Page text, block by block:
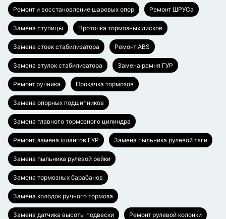
Ремонт и восстановление шаровых опор Ремонт ШРУСа
Замена ступицы Проточка тормозных дисков
Замена стоек стабилизатора Ремонт ABS
Замена втулок стабилизатора Замена ремня ГУР
Ремонт ручника Прокачка тормозов
Замена опорных подшипников
Замена главного тормозного цилиндра
Ремонт, замена шлангов ГУР Замена пыльника рулевой тяги
Замена пыльника рулевой рейки
Замена тормозных барабанов
Замена колодок ручного тормоза
Замена датчика высоты подвески Ремонт рулевой колонки